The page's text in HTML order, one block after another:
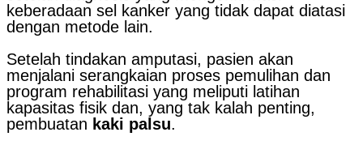
keberadaan sel kanker yang tidak dapat diatasi
dengan metode lain.
Setelah tindakan amputasi, pasien akan
menjalani serangkaian proses pemulihan dan
program rehabilitasi yang meliputi latihan
kapasitas fisik dan, yang tak kalah penting,
pembuatan kaki palsu.